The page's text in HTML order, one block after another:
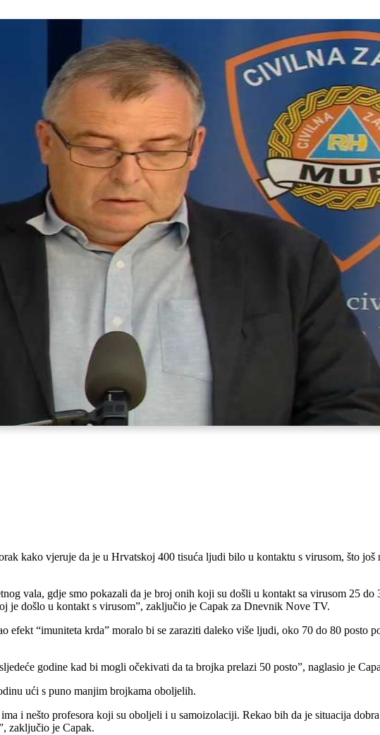
kako vjeruje da je u Hrvatskoj 400 tisuća ljudi bilo u kontaktu s virusom, što
vala, gdje smo pokazali da je broj onih koji su došli u kontakt sa virusom 25 do
je došlo u kontakt s virusom”, zaključio je Capak za Dnevnik Nove TV.
efekt “imuniteta krda” moralo bi se zaraziti daleko više ljudi, oko 70 do 80 posto
godine kad bi mogli očekivati da ta brojka prelazi 50 posto”, naglasio je
ući s puno manjim brojkama oboljelih.
i nešto profesora koji su oboljeli i u samoizolaciji. Rekao bih da je situacija
zaključio je Capak.